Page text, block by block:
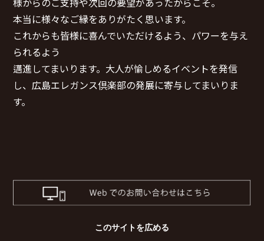
本当に様々なご縁をありがたく思います。
これからも皆様に喜んでいただけるよう、パワーを与え
られるよう
邁進してまいります。大人が愉しめるイベントを発信
し、広島エレガンス倶楽部の発展に寄与してまいりま
す。
このサイトを広める